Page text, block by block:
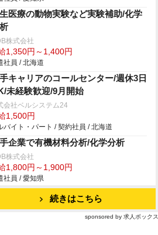
医療の動物実験など実験補助/化学
株式会社
1,350円～1,400円
社員 / 北海道
キャリアのコールセンター/週休3日
未経験歓迎/9月開始
会社ベルシステム24
1,500円
バイト・パート / 契約社員 / 北海道
企業で有機材料分析/化学分析
株式会社
1,800円～1,900円
社員 / 愛知県
続きはこちら
sponsored by 求人ボックス